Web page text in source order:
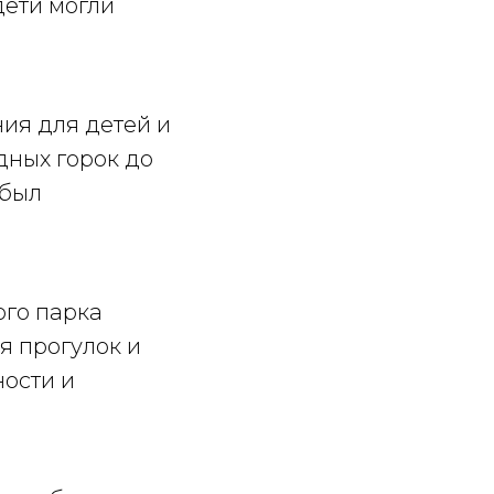
могли
для детей и
горок до
парка
прогулок и
и